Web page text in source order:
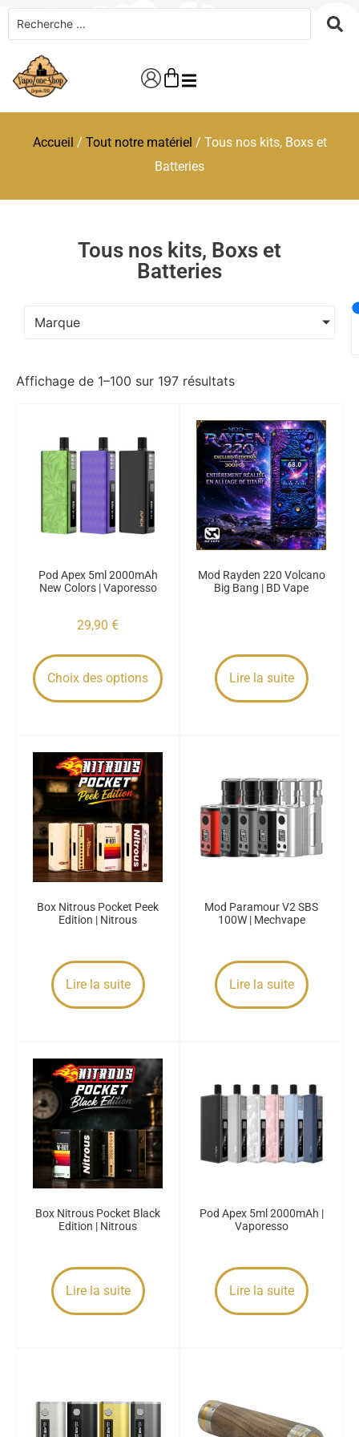
Accueil / Tout notre matériel / Tous nos kits, Boxs et
Batteries
Tous nos kits, Boxs et
Batteries
Marque
Affichage de 1–100 sur 197 résultats
Pod Apex 5ml 2000mAh
New Colors | Vaporesso
29,90 €
Choix des options
Mod Rayden 220 Volcano
Big Bang | BD Vape
Lire la suite
Box Nitrous Pocket Peek
Edition | Nitrous
Lire la suite
Mod Paramour V2 SBS
100W | Mechvape
Lire la suite
Box Nitrous Pocket Black
Edition | Nitrous
Lire la suite
Pod Apex 5ml 2000mAh |
Vaporesso
Lire la suite